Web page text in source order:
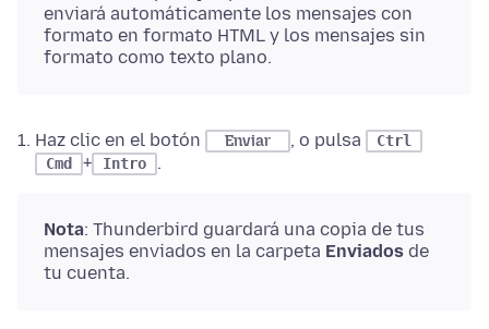
enviará automáticamente los mensajes con
formato en formato HTML y los mensajes sin
formato como texto plano.
Haz clic en el botón Enviar , o pulsa
Ctrl
Cmd
+ Intro .
Nota: Thunderbird guardará una copia de tus
mensajes enviados en la carpeta Enviados de
tu cuenta.